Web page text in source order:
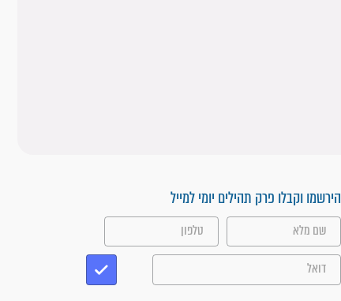
הירשמו וקבלו פרק תהילים יומי למייל